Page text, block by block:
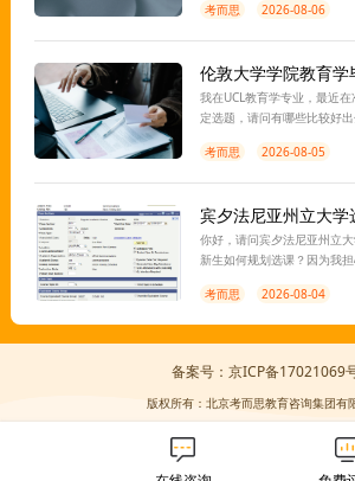
考而思
2026-08-06
我在UCL教育学专业，最近
定选题，请问有哪些比较好
考而思
2026-08-05
你好，请问宾夕法尼亚州立
新生如何规划选课？因为我
考而思
2026-08-04
备案号：京ICP备17021069
版权所有：北京考而思教育咨询集团有